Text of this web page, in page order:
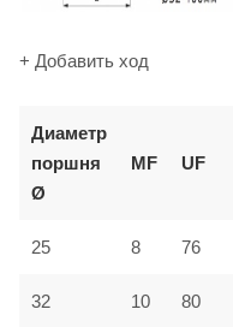
+ Добавить ход
Диаметр
поршня
Ø
MF UF
25 8 76
32 10 80